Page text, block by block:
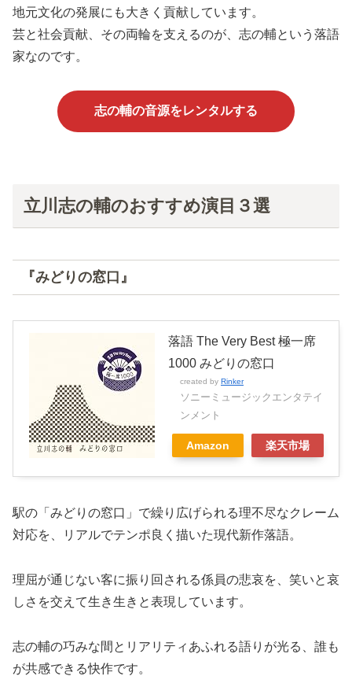
地元文化の発展にも大きく貢献しています。
芸と社会貢献、その両輪を支えるのが、志の輔という落語
家なのです。
志の輔の音源をレンタルする
立川志の輔のおすすめ演目３選
『みどりの窓口』
落語 The Very Best 極一席
1000 みどりの窓口
created by Rinker
ソニーミュージックエンタテイ
ンメント
Amazon 楽天市場
駅の「みどりの窓口」で繰り広げられる理不尽なクレーム
対応を、リアルでテンポ良く描いた現代新作落語。
理屈が通じない客に振り回される係員の悲哀を、笑いと哀
しさを交えて生き生きと表現しています。
志の輔の巧みな間とリアリティあふれる語りが光る、誰も
が共感できる快作です。